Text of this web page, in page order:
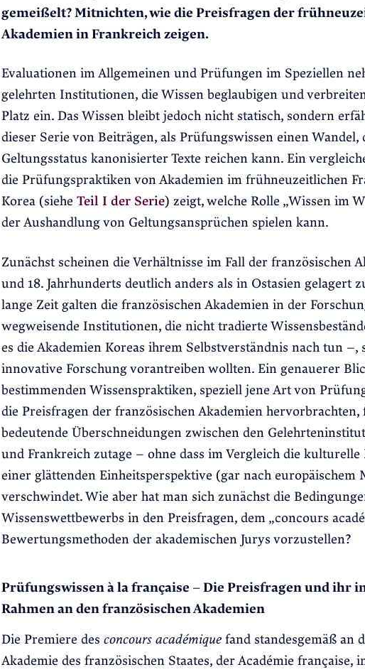
gemeißelt? Mitnichten, wie die Preisfragen der
Akademien in Frankreich zeigen.
Evaluationen im Allgemeinen und Prüfungen im Speziellen
gelehrten Institutionen, die Wissen beglaubigen und
Platz ein. Das Wissen bleibt jedoch nicht statisch, sondern
dieser Serie von Beiträgen, als Prüfungswissen einen Wandel,
Geltungsstatus kanonisierter Texte reichen kann. Ein
die Prüfungspraktiken von Akademien im frühneuzeitlichen
Korea (siehe Teil I der Serie) zeigt, welche Rolle „Wissen im
der Aushandlung von Geltungsansprüchen spielen kann.
Zunächst scheinen die Verhältnisse im Fall der französischen
und 18. Jahrhunderts deutlich anders als in Ostasien gelagert
lange Zeit galten die französischen Akademien in der
wegweisende Institutionen, die nicht tradierte
es die Akademien Koreas ihrem Selbstverständnis nach tun –,
innovative Forschung vorantreiben wollten. Ein genauerer
bestimmenden Wissenspraktiken, speziell jene Art von
die Preisfragen der französischen Akademien
bedeutende Überschneidungen zwischen den
und Frankreich zutage – ohne dass im Vergleich die
einer glättenden Einheitsperspektive (gar nach europäischem
verschwindet. Wie aber hat man sich zunächst die
Wissenswettbewerbs in den Preisfragen, dem „concours
Bewertungsmethoden der akademischen Jurys vorzustellen?
Prüfungswissen à la française – Die Preisfragen und ihr
Rahmen an den französischen Akademien
Die Premiere des concours académique fand standesgemäß an
Akademie des französischen Staates, der Académie française,